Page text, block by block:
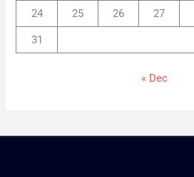
24 25 26 27
31
« Dec